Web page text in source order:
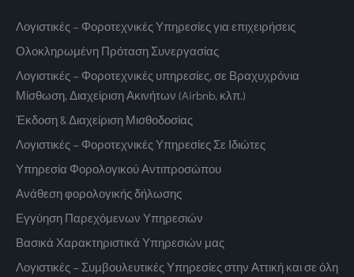
Λογιστικές – Φοροτεχνικές Υπηρεσίες για επιχειρήσεις
Ολοκληρωμένη Πρόταση Συνεργασίας
Λογιστικές – Φοροτεχνικές υπηρεσίες, σε Βραχυχρόνια
Μίσθωση, Διαχείριση Ακινήτων (Airbnb, κλπ.)
Έκδοση & Διαχείριση Μισθοδοσίας
Λογιστικές – Φοροτεχνικές Υπηρεσίες Σε Ιδιώτες
Υπηρεσία Φορολογικού Αντιπροσώπου
Ανάθεση φορολογικής δήλωσης
Εγγύηση Παρεχόμενων Υπηρεσιών
Βασικά Χαρακτηριστικά Υπηρεσιών μας
Λογιστικές – Συμβουλευτικές Υπηρεσίες στην Αττική και σε όλη